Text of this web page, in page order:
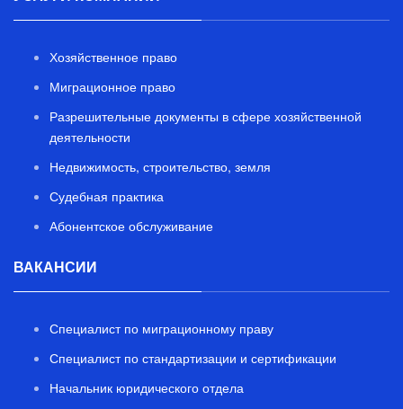
Хозяйственное право
Миграционное право
Разрешительные документы в сфере хозяйственной
деятельности
Недвижимость, строительство, земля
Судебная практика
Абонентское обслуживание
ВАКАНСИИ
Специалист по миграционному праву
Специалист по стандартизации и сертификации
Начальник юридического отдела